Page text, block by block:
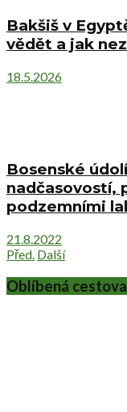
Bakšiš v
vědět a jak
18.5.2026
Bosenské
nadčasovostí,
podzemními
21.8.2022
Před. Další
Oblíbená